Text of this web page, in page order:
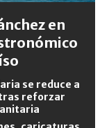
en
se reduce a
tras reforzar